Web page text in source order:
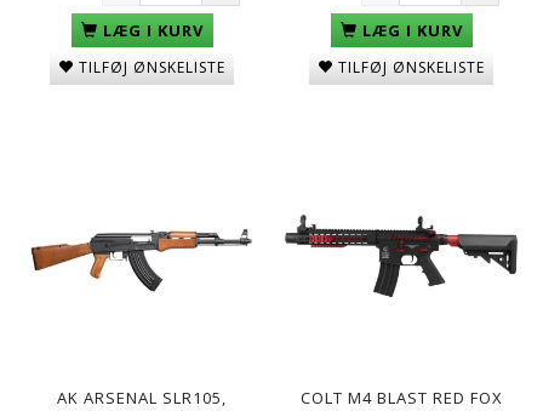
LÆG I KURV
TILFØJ ØNSKELISTE
LÆG I KURV
TILFØJ ØNSKELISTE
AK ARSENAL SLR105,
COLT M4 BLAST RED FOX